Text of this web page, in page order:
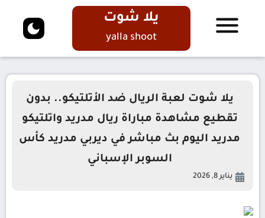
يلا شوت
yalla shoot
يلا شوت لعبة الريال ضد الأتلتيكو.. بدون
تقطيع مشاهدة مباراة ريال مدريد واتلتيكو
مدريد اليوم بث مباشر في ديربي مدريد كأس
السوبر الإسباني
يناير 8, 2026